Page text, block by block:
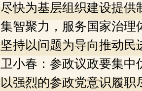
尽快为基层组织建设提供
集智聚力，服务国家治理
坚持以问题为导向推动民
卫小春：参政议政要集中
以强烈的参政党意识履职